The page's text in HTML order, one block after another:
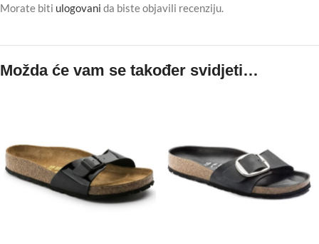
Morate biti ulogovani da biste objavili recenziju.
Možda će vam se također svidjeti…